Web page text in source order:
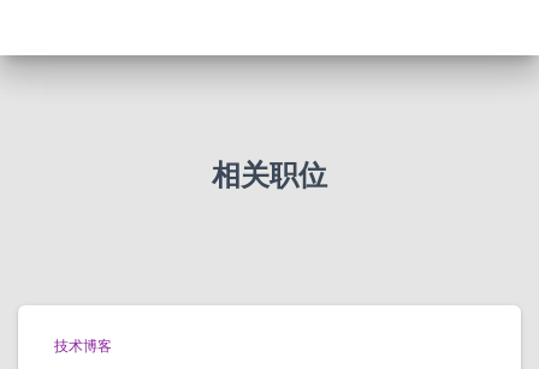
相关职位
技术博客